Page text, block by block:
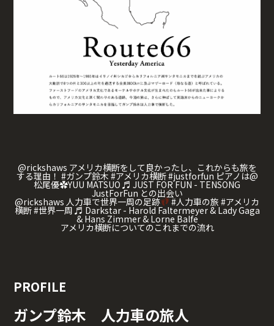
@rickshaws アメリカ横断をして良かったし、これからも旅を
する理由！ #ガンプ鈴木#アメリカ横断#justforfun ピアノは@
松尾優✿YUU MATSUO ♬ JUST FOR FUN - TENSONG
JustForFun との出会い
@rickshaws 人力車で世界一周の足跡 #人力車の旅 #アメリカ
横断#世界一周 ♬ Darkstar - Harold Faltermeyer & Lady Gaga
& Hans Zimmer & Lorne Balfe
アメリカ横断についてのこれまでの流れ
PROFILE
ガンプ鈴木 人力車の旅人